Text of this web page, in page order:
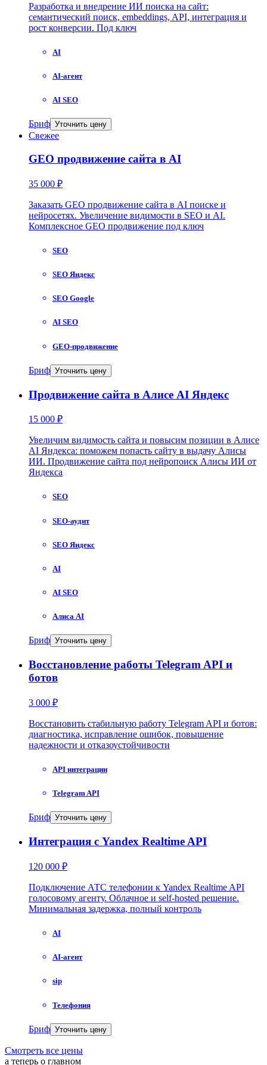
Разработка и внедрение ИИ поиска на сайт:
семантический поиск, embeddings, API, интеграция и
рост конверсии. Под ключ
AI
AI-агент
AI SEO
Бриф Уточнить цену
Свежее
GEO продвижение сайта в AI
35 000 ₽
Заказать GEO продвижение сайта в AI поиске и
нейросетях. Увеличение видимости в SEO и AI.
Комплексное GEO продвижение под ключ
SEO
SEO Яндекс
SEO Google
AI SEO
GEO-продвижение
Бриф Уточнить цену
Продвижение сайта в Алисе AI Яндекс
15 000 ₽
Увеличим видимость сайта и повысим позиции в Алисе
AI Яндекса: поможем попасть сайту в выдачу Алисы
ИИ. Продвижение сайта под нейропоиск Алисы ИИ от
Яндекса
SEO
SEO-аудит
SEO Яндекс
AI
AI SEO
Алиса AI
Бриф Уточнить цену
Восстановление работы Telegram API и
ботов
3 000 ₽
Восстановить стабильную работу Telegram API и ботов:
диагностика, исправление ошибок, повышение
надежности и отказоустойчивости
API интеграции
Telegram API
Бриф Уточнить цену
Интеграция с Yandex Realtime API
120 000 ₽
Подключение АТС телефонии к Yandex Realtime API
голосовому агенту. Облачное и self-hosted решение.
Минимальная задержка, полный контроль
AI
AI-агент
sip
Телефония
Бриф Уточнить цену
Смотреть все цены
а теперь о главном